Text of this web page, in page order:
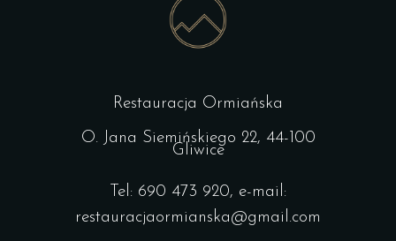
Restauracja Ormiańska
O. Jana Siemińskiego 22, 44-100
Gliwice
Tel: 690 473 920, e-mail:
restauracjaormianska@gmail.com